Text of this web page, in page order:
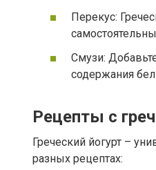
Перекус:
Смузи:
содержания
Рецепты с
Греческий йогурт –
разных рецептах: